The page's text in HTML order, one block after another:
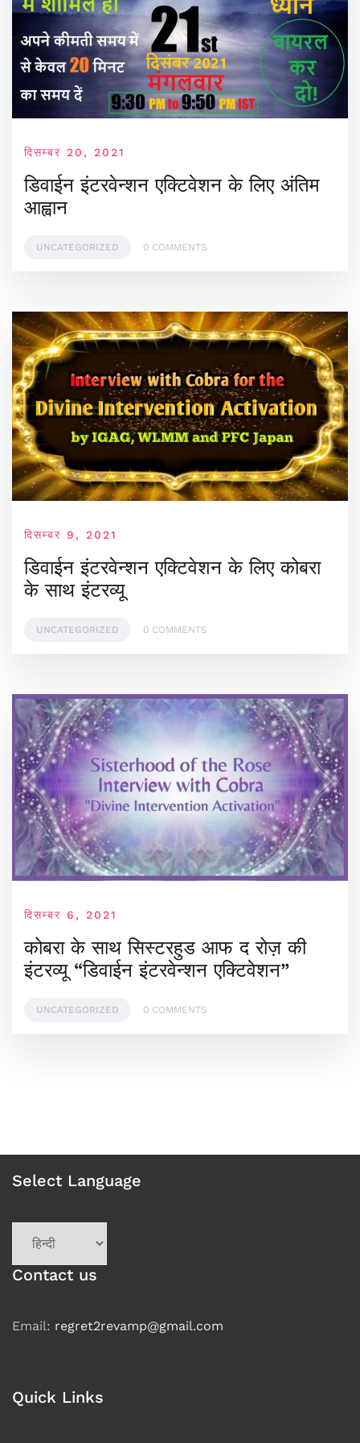
दिसम्बर 20, 2021
डिवाईन इंटरवेन्शन एक्टिवेशन के लिए अंतिम
आह्वान
UNCATEGORIZED 0 COMMENTS
दिसम्बर 9, 2021
डिवाईन इंटरवेन्शन एक्टिवेशन के लिए कोबरा
के साथ इंटरव्यू
UNCATEGORIZED 0 COMMENTS
दिसम्बर 6, 2021
कोबरा के साथ सिस्टरहुड आफ द रोज़ की
इंटरव्यू “डिवाईन इंटरवेन्शन एक्टिवेशन”
UNCATEGORIZED 0 COMMENTS
Select Language
language
Contact us
Email: regret2revamp@gmail.com
Quick Links